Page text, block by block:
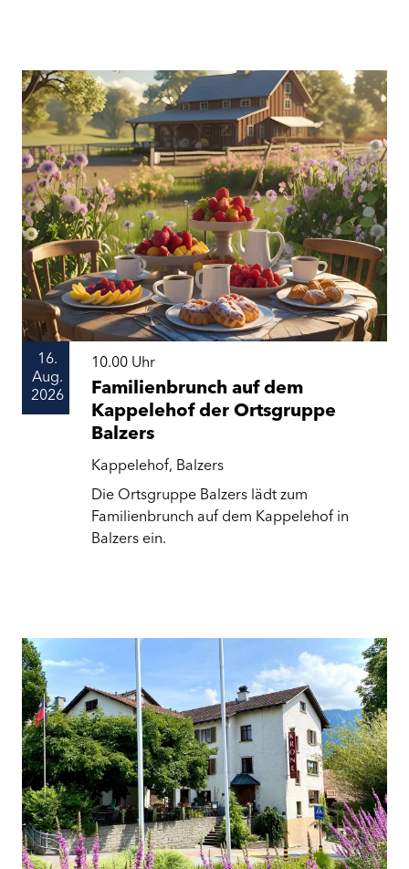
16.
Aug.
2026
10.00 Uhr
Familienbrunch auf dem
Kappelehof der Ortsgruppe
Balzers
Kappelehof, Balzers
Die Ortsgruppe Balzers lädt zum
Familienbrunch auf dem Kappelehof in
Balzers ein.